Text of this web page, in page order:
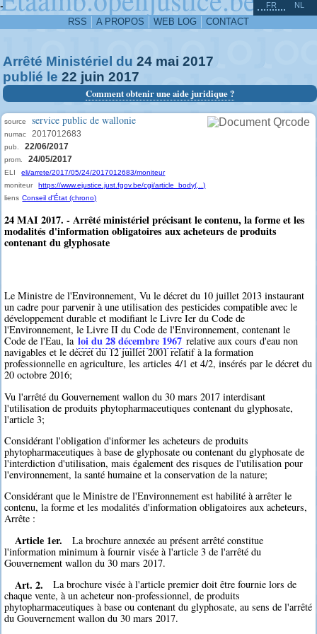
-
RSS A PROPOS WEB LOG CONTACT
FR NL
Arrêté Ministériel du 24 mai 2017
publié le 22 juin 2017
Comment obtenir une aide juridique ?
source service public de wallonie
numac 2017012683
pub. 22/06/2017
prom. 24/05/2017
ELI
eli/arrete/2017/05/24/2017012683/moniteur
moniteur
https://www.ejustice.just.fgov.be/cgi/article_body(...)
liens Conseil d'État (chrono)
24 MAI 2017. - Arrêté ministériel précisant le contenu, la forme et les
modalités d'information obligatoires aux acheteurs de produits
contenant du glyphosate
Le Ministre de l'Environnement, Vu le décret du 10 juillet 2013 instaurant
un cadre pour parvenir à une utilisation des pesticides compatible avec le
développement durable et modifiant le Livre Ier du Code de
l'Environnement, le Livre II du Code de l'Environnement, contenant le
Code de l'Eau, la loi du 28 décembre 1967 relative aux cours d'eau non
navigables et le décret du 12 juillet 2001 relatif à la formation
professionnelle en agriculture, les articles 4/1 et 4/2, insérés par le décret du
20 octobre 2016;
Vu l'arrêté du Gouvernement wallon du 30 mars 2017 interdisant
l'utilisation de produits phytopharmaceutiques contenant du glyphosate,
l'article 3;
Considérant l'obligation d'informer les acheteurs de produits
phytopharmaceutiques à base de glyphosate ou contenant du glyphosate de
l'interdiction d'utilisation, mais également des risques de l'utilisation pour
l'environnement, la santé humaine et la conservation de la nature;
Considérant que le Ministre de l'Environnement est habilité à arrêter le
contenu, la forme et les modalités d'information obligatoires aux acheteurs,
Arrête :
Article 1er.
La brochure annexée au présent arrêté constitue
l'information minimum à fournir visée à l'article 3 de l'arrêté du
Gouvernement wallon du 30 mars 2017.
Art. 2.
La brochure visée à l'article premier doit être fournie lors de
chaque vente, à un acheteur non-professionnel, de produits
phytopharmaceutiques à base ou contenant du glyphosate, au sens de l'arrêté
du Gouvernement wallon du 30 mars 2017.
^